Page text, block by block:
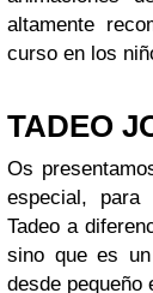
altamente
curso en los
TADEO
Os
especial,
Tadeo a
sino que es
desde pequeño